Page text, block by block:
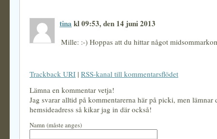
tina kl 09:53, den 14 juni 2013
Mille: :-) Hoppas att du hittar något
Trackback URI | RSS-kanal till kommentarsflödet
Lämna en kommentar vetja!
Jag svarar alltid på kommentarerna här på picki, men lämnar
hemsideadress så kikar jag in där också!
Namn (måste anges)